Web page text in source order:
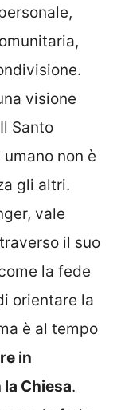
visione
Santo
non è
gli altri.
vale
il suo
la fede
orientare la
è al tempo
in
Chiesa.